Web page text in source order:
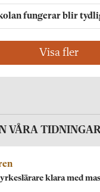
fungerar blir
Visa fler
VÅRA
klara med